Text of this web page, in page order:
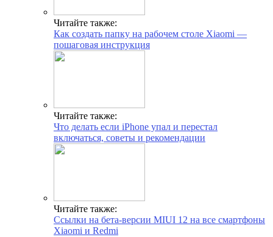
Читайте также:
Как создать папку на рабочем столе Xiaomi —
пошаговая инструкция
Читайте также:
Что делать если iPhone упал и перестал
включаться, советы и рекомендации
Читайте также:
Ссылки на бета-версии MIUI 12 на все смартфоны
Xiaomi и Redmi